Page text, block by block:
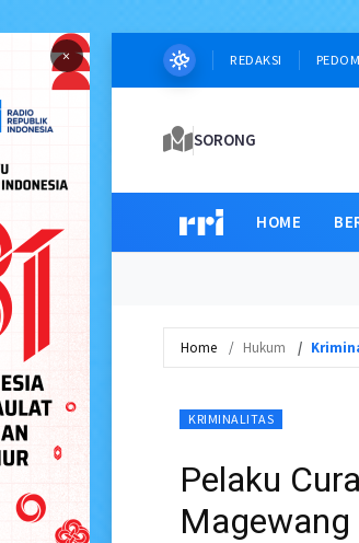
× REDAKSI
SORONG
HOME
Home Hukum
KRIMINALITAS
Pelaku